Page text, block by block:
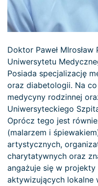
Doktor Paweł
Uniwersytetu
Posiada specjalizację
oraz diabetologii. Na
medycyny rodzinnej
Uniwersyteckiego
Oprócz tego jest
(malarzem i
artystycznych,
charytatywnych oraz
angażuje się w
aktywizujących lokalne